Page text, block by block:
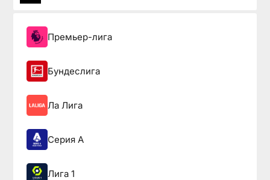
Премьер-лига
Бундеслига
Ла Лига
Серия А
Лига 1